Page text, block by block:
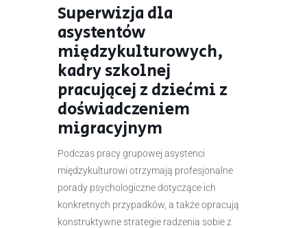
Superwizja dla
asystentów
międzykulturowych,
kadry szkolnej
pracującej z dziećmi z
doświadczeniem
migracyjnym
Podczas pracy grupowej asystenci
międzykulturowi otrzymają profesjonalne
porady psychologiczne dotyczące ich
konkretnych przypadków, a także opracują
konstruktywne strategie radzenia sobie z